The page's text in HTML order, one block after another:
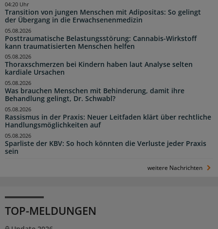
Transition von jungen Menschen mit Adipositas: So gelingt
der Übergang in die Erwachsenenmedizin
04:20 Uhr
Posttraumatische Belastungsstörung: Cannabis-Wirkstoff
kann traumatisierten Menschen helfen
05.08.2026
Thoraxschmerzen bei Kindern haben laut Analyse selten
kardiale Ursachen
05.08.2026
Was brauchen Menschen mit Behinderung, damit ihre
Behandlung gelingt, Dr. Schwabl?
05.08.2026
Rassismus in der Praxis: Neuer Leitfaden klärt über rechtliche
Handlungsmöglichkeiten auf
05.08.2026
Sparliste der KBV: So hoch könnten die Verluste jeder Praxis
sein
05.08.2026
weitere Nachrichten
TOP-MELDUNGEN